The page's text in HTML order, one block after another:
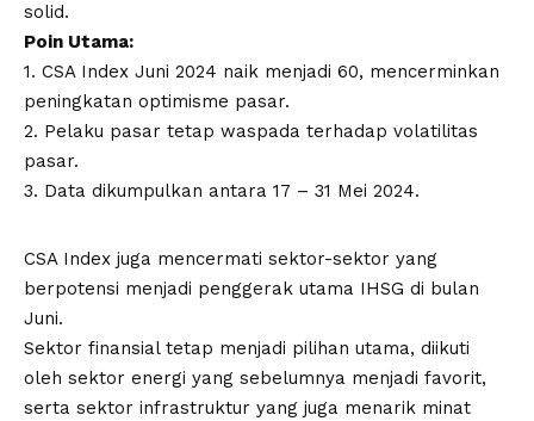
solid.
Poin Utama:
1. CSA Index Juni 2024 naik menjadi 60, mencerminkan
peningkatan optimisme pasar.
2. Pelaku pasar tetap waspada terhadap volatilitas
pasar.
3. Data dikumpulkan antara 17 – 31 Mei 2024.
CSA Index juga mencermati sektor-sektor yang
berpotensi menjadi penggerak utama IHSG di bulan
Juni.
Sektor finansial tetap menjadi pilihan utama, diikuti
oleh sektor energi yang sebelumnya menjadi favorit,
serta sektor infrastruktur yang juga menarik minat